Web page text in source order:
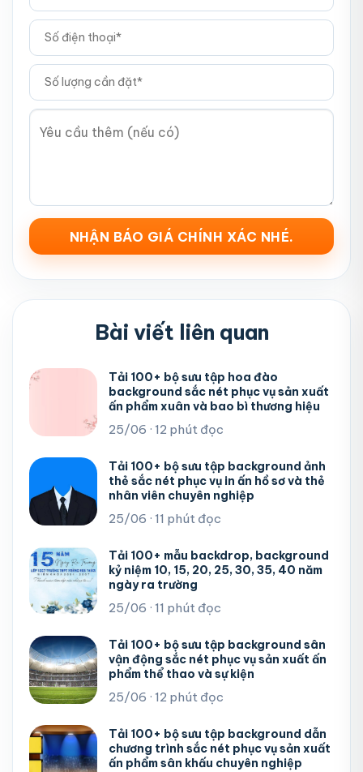
Bài viết liên quan
Tải 100+ bộ sưu tập hoa đào
background sắc nét phục vụ sản xuất
ấn phẩm xuân và bao bì thương hiệu
25/06 · 12 phút đọc
Tải 100+ bộ sưu tập background ảnh
thẻ sắc nét phục vụ in ấn hồ sơ và thẻ
nhân viên chuyên nghiệp
25/06 · 11 phút đọc
Tải 100+ mẫu backdrop, background
kỷ niệm 10, 15, 20, 25, 30, 35, 40 năm
ngày ra trường
25/06 · 11 phút đọc
Tải 100+ bộ sưu tập background sân
vận động sắc nét phục vụ sản xuất ấn
phẩm thể thao và sự kiện
25/06 · 12 phút đọc
Tải 100+ bộ sưu tập background dẫn
chương trình sắc nét phục vụ sản xuất
ấn phẩm sân khấu chuyên nghiệp